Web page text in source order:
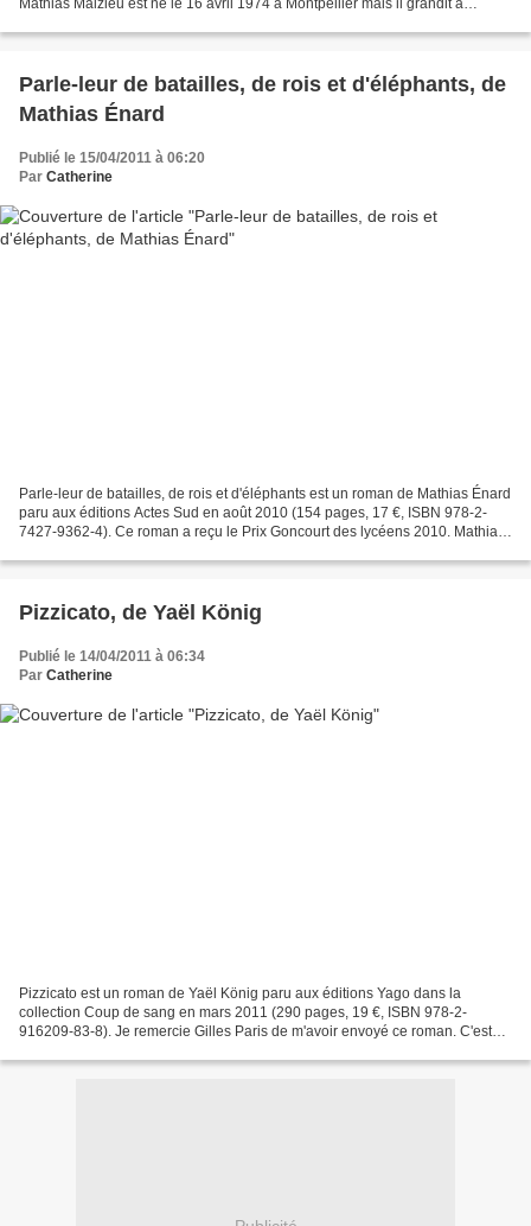
Parle-leur de batailles, de rois et d'éléphants, de
Mathias Énard
Publié le 15/04/2011 à 06:20
Par Catherine
Parle-leur de batailles, de rois et d'éléphants est un roman de Mathias Énard
paru aux éditions Actes Sud en août 2010 (154 pages, 17 €, ISBN 978-2-
7427-9362-4). Ce roman a reçu le Prix Goncourt des lycéens 2010. Mathias
Pizzicato, de Yaël König
Publié le 14/04/2011 à 06:34
Par Catherine
Pizzicato est un roman de Yaël König paru aux éditions Yago dans la
collection Coup de sang en mars 2011 (290 pages, 19 €, ISBN 978-2-
916209-83-8). Je remercie Gilles Paris de m'avoir envoyé ce roman. C'est